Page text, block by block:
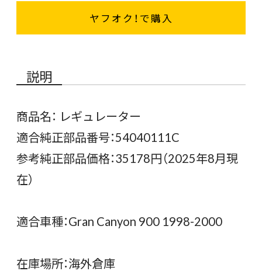
ヤフオク！で購入
説明
商品名： レギュレーター
適合純正部品番号：54040111C
参考純正部品価格：35178円（2025年8月現
在）
適合車種：Gran Canyon 900 1998-2000
在庫場所：海外倉庫